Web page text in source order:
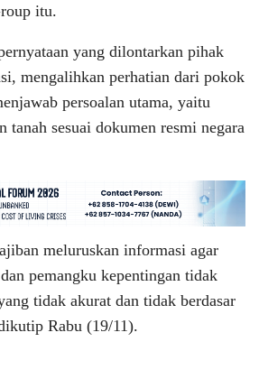
itu.
yang dilontarkan pihak
mengalihkan perhatian dari pokok
persoalan utama, yaitu
tanah sesuai dokumen resmi negara
meluruskan informasi agar
pemangku kepentingan tidak
tidak akurat dan tidak berdasar
Rabu (19/11).